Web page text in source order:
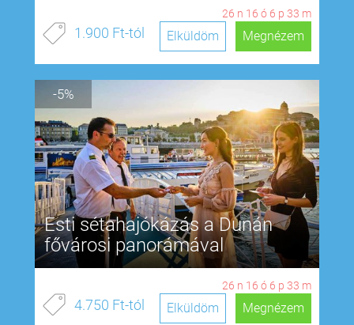
26 n 16 ó 6 p 32 m
1.900 Ft-tól Megnézem
Elküldöm
-5%
Esti sétahajókázás a Dunán
fővárosi panorámával
26 n 16 ó 6 p 32 m
4.750 Ft-tól Megnézem
Elküldöm